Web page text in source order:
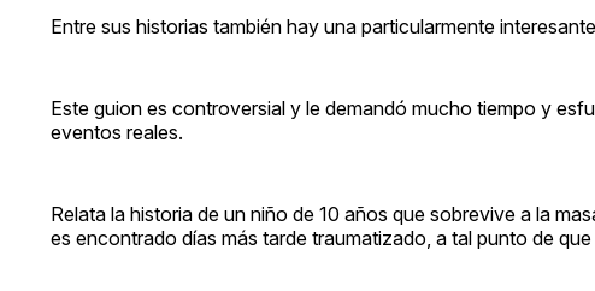
Entre sus historias también hay una particularmente
Este guion es controversial y le demandó mucho tiempo y
eventos reales.
Relata la historia de un niño de 10 años que sobrevive a la
es encontrado días más tarde traumatizado, a tal punto de que